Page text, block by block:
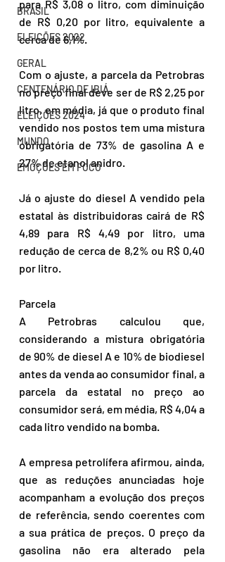
BRASIL
ELEIÇÕES 2022
GERAL
CENTENÁRIO DE IBIÁ
ELEIÇÕES 2024
MUNDO
EMOÇÕES EM FOCO
para R$ 3,08 o litro, com diminuição
de R$ 0,20 por litro, equivalente a
cerca de 6,1%.
Com o ajuste, a parcela da Petrobras
no preço final deve ser de R$ 2,25 por
litro, em média, já que o produto final
vendido nos postos tem uma mistura
obrigatória de 73% de gasolina A e
27% de etanol anidro.
Já o ajuste do diesel A vendido pela
estatal às distribuidoras cairá de R$
4,89 para R$ 4,49 por litro, uma
redução de cerca de 8,2% ou R$ 0,40
por litro.
Parcela
A Petrobras calculou que,
considerando a mistura obrigatória
de 90% de diesel A e 10% de biodiesel
antes da venda ao consumidor final, a
parcela da estatal no preço ao
consumidor será, em média, R$ 4,04 a
cada litro vendido na bomba.
A empresa petrolífera afirmou, ainda,
que as reduções anunciadas hoje
acompanham a evolução dos preços
de referência, sendo coerentes com
a sua prática de preços. O preço da
gasolina não era alterado pela